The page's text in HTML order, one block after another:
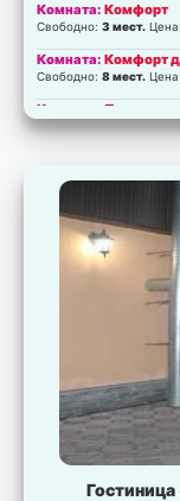
Комната:Комфорт
Свободно:3 мест.
Комната:Комфорт
Свободно:8 мест.
Комната:Полулюкс
Свободно:8 мест.
Гостиница